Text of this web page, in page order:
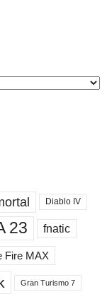
Diablo IV
23 fnatic
Fire MAX
Gran Turismo 7